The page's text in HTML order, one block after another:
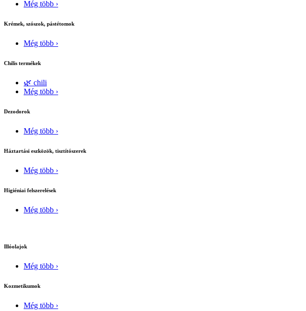
Még több ›
Krémek, szószok, pástétomok
Még több ›
Chilis termékek
🌿 chili
Még több ›
Dezodorok
Még több ›
Háztartási eszközök, tisztítószerek
Még több ›
Higiéniai felszerelések
Még több ›
Illóolajok
Még több ›
Kozmetikumok
Még több ›